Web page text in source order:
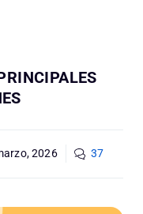
2026 37